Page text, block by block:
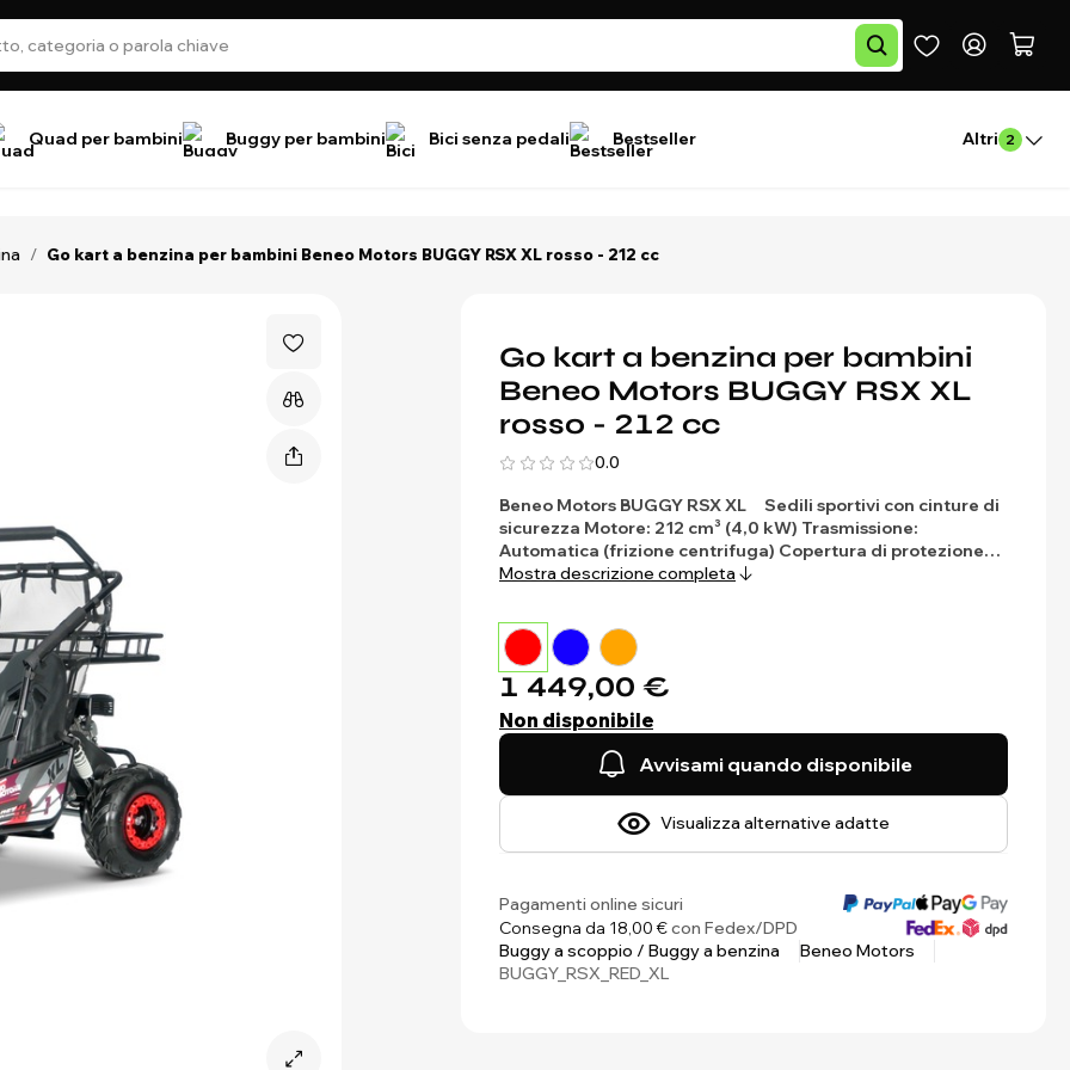
Quad per bambini Buggy per bambini Bici senza pedali Bestseller Altri 2
/ Go kart a benzina per bambini Beneo Motors BUGGY RSX XL rosso - 212 cc
Go kart a benzina per bambini
Beneo Motors BUGGY RSX XL
rosso - 212 cc
0.0
Beneo Motors BUGGY RSX XL
Sedili sportivi con cinture di
sicurezza Motore: 212 cm³ (4,0 kW) Trasmissione:
Automatica (frizione centrifuga) Copertura di protezione…
Mostra descrizione completa
1 449,00 €
Non disponibile
Avvisami quando disponibile
Visualizza alternative adatte
Pagamenti online sicuri
Consegna da 18,00 €con Fedex/DPD
Buggy a scoppio / Buggy a benzina
Beneo Motors
BUGGY_RSX_RED_XL